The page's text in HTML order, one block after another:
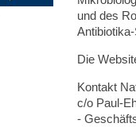
und des
Die
Kontakt
c/o Paul-
-